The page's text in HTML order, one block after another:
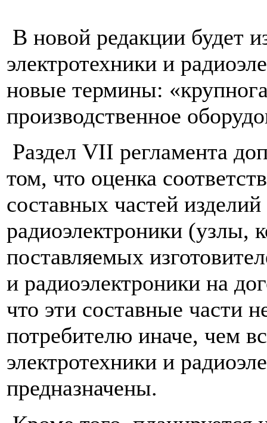
В новой редакции будет
электротехники и
новые термины:
производственное
Раздел VII регламента
том, что оценка
составных частей
радиоэлектроники
поставляемых
и радиоэлектроники на
что эти составные части
потребителю иначе, чем
электротехники и
предназначены.